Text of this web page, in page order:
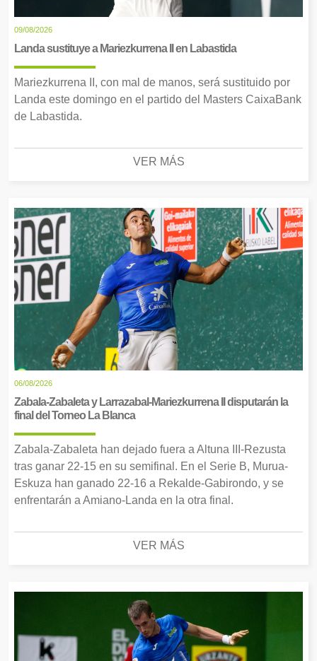
09/08/2026
Landa sustituye a Mariezkurrena II en Labastida
Mariezkurrena II, con mal de manos, será sustituido por
Landa este domingo en el partido del Masters CaixaBank
de Labastida.
VER MÁS
06/08/2026
Zabala-Zabaleta y Larrazabal-Mariezkurrena II disputarán la
final del Torneo La Blanca
Zabala-Zabaleta han dejado fuera a Altuna III-Rezusta
tras ganar 22-15 en su semifinal. En el Serie B, Murua-
Eskuza han ganado 22-16 a Rekalde-Gabirondo, y se
enfrentarán a Amiano-Landa en la otra final.
VER MÁS